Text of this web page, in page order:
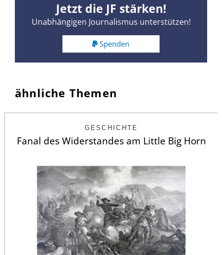
Jetzt die JF stärken!
Unabhängigen Journalismus unterstützen!
Spenden
ähnliche Themen
GESCHICHTE
Fanal des Widerstandes am Little Big Horn